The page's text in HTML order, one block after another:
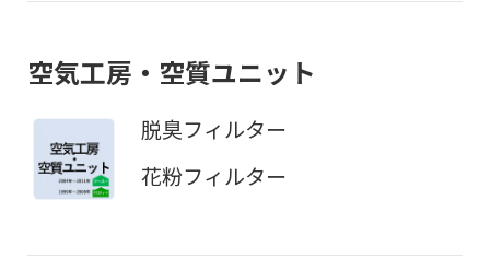
空気工房・空質ユニット
脱臭フィルター
花粉フィルター